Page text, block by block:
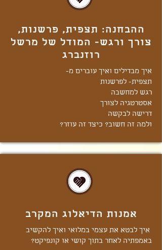
ההבחנה: תצפית, פרשנות,
צורך ורגש- המודל של מרשל
רוזנברג
איך מבדילים ואיך עוברים מ-
תצפית- לפרשנות
רגש למחשבה
אסטרטגיה לצורך
דרישה לבקשה
ולמה זה חשוב? כיצד זה עוזר?
אמנות הדיאלוג המקרב
איך לבטא את עצמי במלואי ואיך להקשיב
באמפתיה לאחר בתוך קושי או קונפיקט?